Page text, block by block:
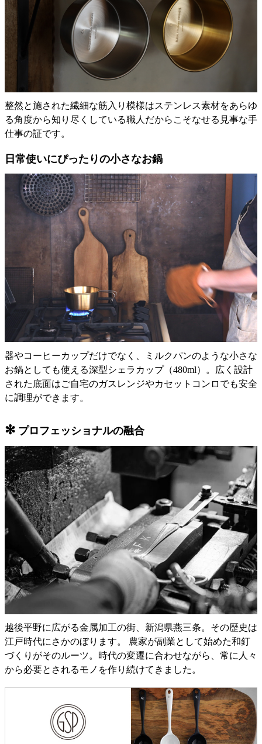
整然と施された繊細な筋入り模様はステンレス素材をあらゆ
る角度から知り尽くしている職人だからこそなせる見事な手
仕事の証です。
日常使いにぴったりの小さなお鍋
器やコーヒーカップだけでなく、ミルクパンのような小さな
お鍋としても使える深型シェラカップ（480ml）。広く設計
された底面はご自宅のガスレンジやカセットコンロでも安全
に調理ができます。
✻ プロフェッショナルの融合
越後平野に広がる金属加工の街、新潟県燕三条。その歴史は
江戸時代にさかのぼります。 農家が副業として始めた和釘
づくりがそのルーツ。時代の変遷に合わせながら、常に人々
から必要とされるモノを作り続けてきました。